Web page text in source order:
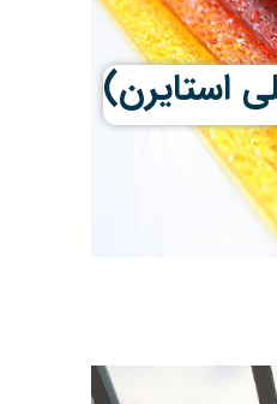
استایرن)